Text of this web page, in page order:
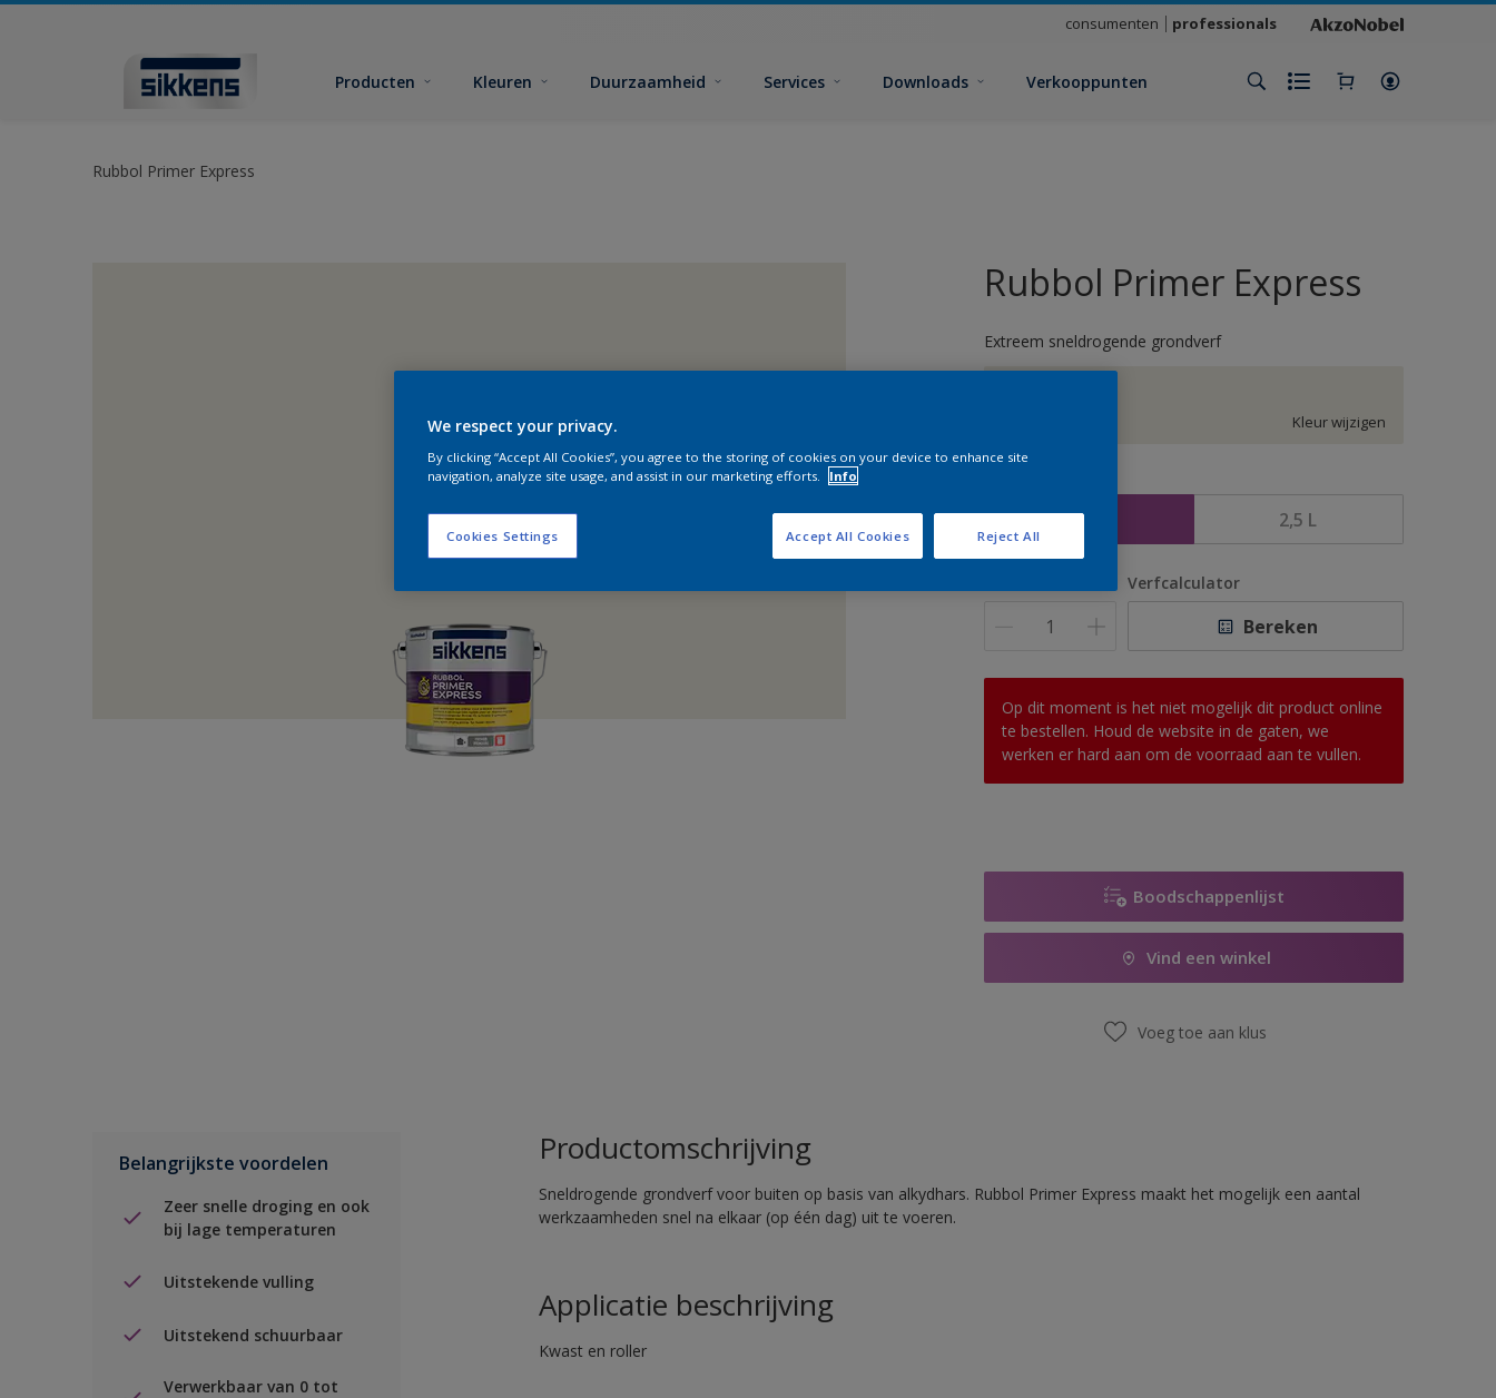
consumenten professionals
Producten Kleuren Duurzaamheid Services Downloads Verkooppunten
Rubbol Primer Express
Rubbol Primer Express
Extreem sneldrogende grondverf
Kleur wijzigen
1 L 2,5 L
Verfcalculator
Bereken
Op dit moment is het niet mogelijk dit product online
te bestellen. Houd de website in de gaten, we
werken er hard aan om de voorraad aan te vullen.
Boodschappenlijst
Vind een winkel
Voeg toe aan klus
Belangrijkste voordelen
Zeer snelle droging en ook
bij lage temperaturen
Uitstekende vulling
Uitstekend schuurbaar
Verwerkbaar van 0 tot
Productomschrijving
Sneldrogende grondverf voor buiten op basis van alkydhars. Rubbol Primer Express maakt het mogelijk een aantal
werkzaamheden snel na elkaar (op één dag) uit te voeren.
Applicatie beschrijving
Kwast en roller
We respect your privacy.
By clicking “Accept All Cookies”, you agree to the storing of cookies on your device to enhance site
navigation, analyze site usage, and assist in our marketing efforts.
Info
Cookies Settings Reject All
Accept All Cookies